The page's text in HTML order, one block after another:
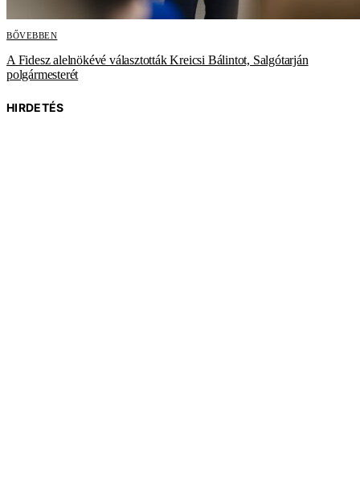
BŐVEBBEN
A Fidesz alelnökévé választották Kreicsi Bálintot, Salgótarján
polgármesterét
HIRDETÉS